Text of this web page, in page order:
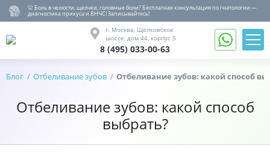
🦷 Боль в челюсти, щелчки, головные боли? Бесплатная консультация по гнатологии —
диагностика прикуса и ВНЧС! Записывайтесь!
г. Москва, Щелковское
шоссе, дом 44, корпус 5
8 (495) 033-00-63
Блог Отбеливание зубов Отбеливание зубов: какой способ
Отбеливание зубов: какой способ
выбрать?
8 (495) 033-00-63
на
Обратный
Вернуться
Лечение,